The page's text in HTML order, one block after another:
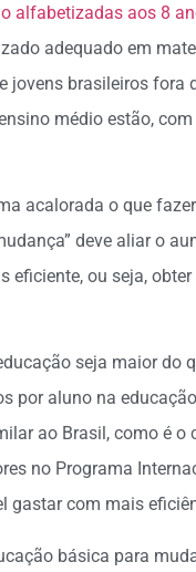
alfabetizadas aos 8
adequado em
jovens brasileiros fora
médio estão,
acalorada o que
deve aliar o
ou seja,
seja maior do
por aluno na
ao Brasil, como é o
no Programa
gastar com mais
básica para